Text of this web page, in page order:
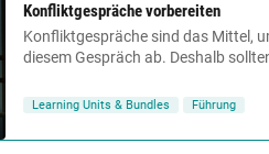
Konfliktgespräche vorbereiten
Konfliktgespräche sind das Mittel,
diesem Gespräch ab. Deshalb
Learning Units & Bundles Führung